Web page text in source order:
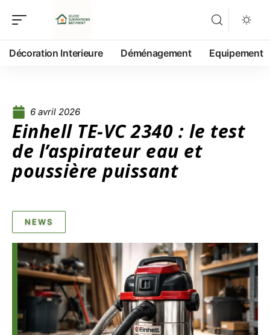
Décoration Interieure Déménagement Equipement
6 avril 2026
Einhell TE-VC 2340 : le test
de l’aspirateur eau et
poussière puissant
NEWS